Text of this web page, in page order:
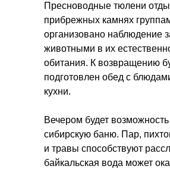
Пресноводные тюлени
прибрежных камнях
организовано наблюдение
животными в их
обитания. К возвращению
подготовлен обед с
кухни.
Вечером будет возможность
сибирскую баню. Пар,
и травы способствуют
байкальская вода может